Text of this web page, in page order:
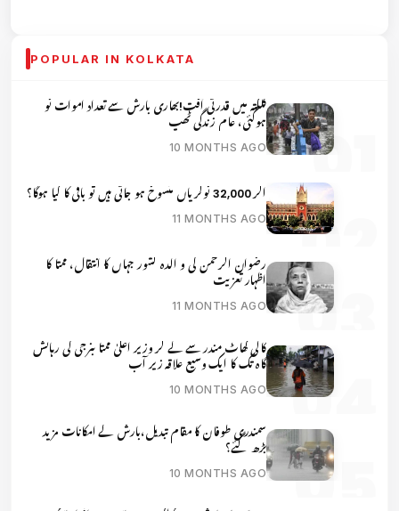
POPULAR IN KOLKATA
کلکتہ میں قدرتی آفت!بھاری بارش سے تعداد اموات نو
ہوگئی، عام زندگی ٹھپ
10 MONTHS AGO
اگر 32,000 نوکریاں منسوخ ہو جاتی ہیں تو باقی کا کیا ہوگا؟
11 MONTHS AGO
رضوان الرحمن کی و الدہ کشور جہاں کا انتقال، ممتا کا
اظہار تعزیت
11 MONTHS AGO
کالی گھاٹ مندر سے لے کر وزیر اعلیٰ ممتا بنرجی کی رہائش
گاہ تک کا ایک وسیع علاقہ زیر آب
10 MONTHS AGO
سمندری طوفان کا مقام تبدیل،بارش کے امکانات مزید
بڑھ گئے؟
10 MONTHS AGO